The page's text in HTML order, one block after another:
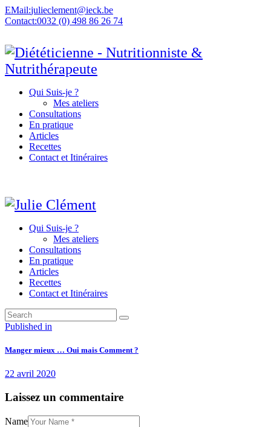
EMail:julieclement@ieck.be
Contact:0032 (0) 498 86 26 74
Qui Suis-je ?
Mes ateliers
Consultations
En pratique
Articles
Recettes
Contact et Itinéraires
Qui Suis-je ?
Mes ateliers
Consultations
En pratique
Articles
Recettes
Contact et Itinéraires
Navigation
de
Published in
Manger mieux … Oui mais Comment ?
22 avril 2020
Laissez un commentaire
Name